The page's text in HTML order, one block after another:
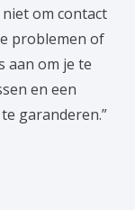
om contact
problemen of
aan om je te
en een
garanderen.”